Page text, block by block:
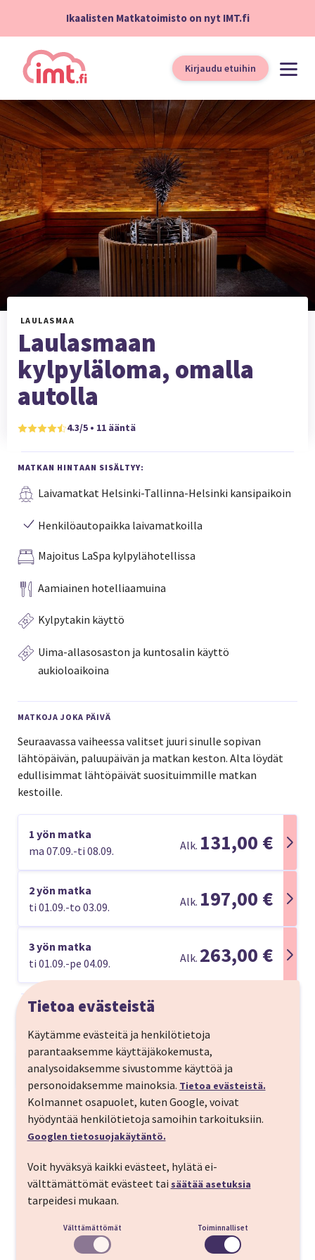
Ikaalisten Matkatoimisto on nyt IMT.fi
Kirjaudu etuihin
LAULASMAA
Laulasmaan
kylpyläloma, omalla
autolla
4.3/5 • 11 ääntä
MATKAN HINTAAN SISÄLTYY:
Laivamatkat Helsinki-Tallinna-Helsinki kansipaikoin
Henkilöautopaikka laivamatkoilla
Majoitus LaSpa kylpylähotellissa
Aamiainen hotelliaamuina
Kylpytakin käyttö
Uima-allasosaston ja kuntosalin käyttö
aukioloaikoina
MATKOJA JOKA PÄIVÄ
Seuraavassa vaiheessa valitset juuri sinulle sopivan
lähtöpäivän, paluupäivän ja matkan keston. Alta löydät
edullisimmat lähtöpäivät suosituimmille matkan
kestoille.
1 yön matka
ma 07.09.-ti 08.09.
Alk. 131,00 €
2 yön matka
ti 01.09.-to 03.09.
Alk. 197,00 €
3 yön matka
ti 01.09.-pe 04.09.
Alk. 263,00 €
Laulasmaa on rauhallinen kylä Suomenlahden
rannalla noin 35 kilometriä Tallinnasta länteen. Sen
kaunis luonto ja merenranta tarjoavat
ulkoilumahdollisuuksia, kun taas lähellä rantaa
sijaitseva LaSpa Laulasmaa -kylpylähotelli tarjoaa
rentoutumista. Laulasmaa on myös golffareiden
Matkaohjelma
LÄHTÖPÄIVÄ
Helsinki - Tallinna
Tallinnaan. Autopaikka omalle autolle sisältyy
matkan hintaan.
matkavarauksen yhteydessä.
Tutustu matkan kohteeseen
Laulasmaa
Tietoa evästeistä
Käytämme evästeitä ja henkilötietoja
parantaaksemme käyttäjäkokemusta,
analysoidaksemme sivustomme käyttöä ja
personoidaksemme mainoksia. Tietoa evästeistä.
Kolmannet osapuolet, kuten Google, voivat
hyödyntää henkilötietoja samoihin tarkoituksiin.
Googlen tietosuojakäytäntö.
Voit hyväksyä kaikki evästeet, hylätä ei-
välttämättömät evästeet tai säätää asetuksia
tarpeidesi mukaan.
Välttämättömät Toiminnalliset